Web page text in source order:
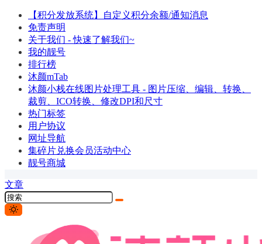
【积分发放系统】自定义积分余额/通知消息
免责声明
关于我们 - 快速了解我们~
我的靓号
排行榜
沐颜mTab
沐颜小栈在线图片处理工具 - 图片压缩、编辑、转换、
裁剪、ICO转换、修改DPI和尺寸
热门标签
用户协议
网址导航
集碎片兑换会员活动中心
靓号商城
文章